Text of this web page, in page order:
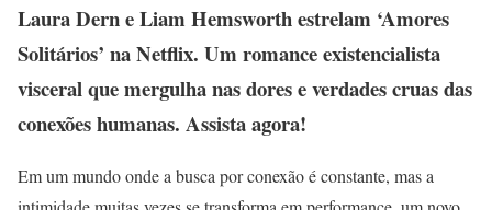
Laura Dern e Liam Hemsworthestrelam ‘Amores
Solitários’ na Netflix. Um romance existencialista
visceral que mergulha nas dores e verdades cruas das
conexões humanas. Assista agora!
Em um mundo onde a busca por conexão é constante, mas a